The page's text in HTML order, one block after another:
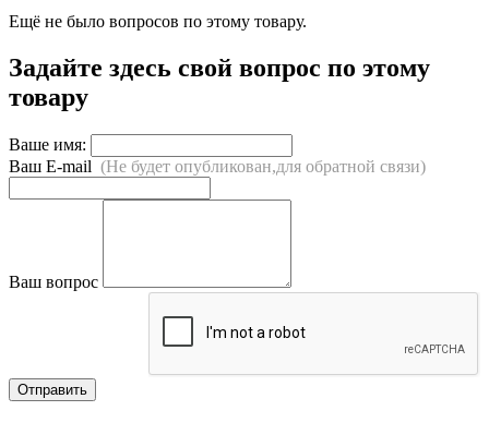
Ещё не было вопросов по этому товару.
Задайте здесь свой вопрос по этому
товару
Ваше имя:
Ваш E-mail (Не будет опубликован,для обратной связи)
Ваш вопрос
Отправить